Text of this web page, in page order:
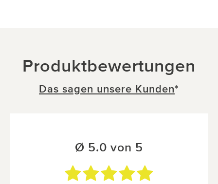
Produktbewertungen
Das sagen unsere Kunden*
Ø 5.0 von 5